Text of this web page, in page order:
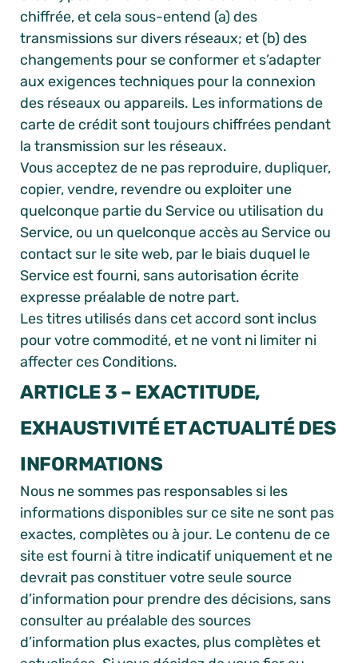
chiffrée, et cela sous-entend (a) des
transmissions sur divers réseaux; et (b) des
changements pour se conformer et s’adapter
aux exigences techniques pour la connexion
des réseaux ou appareils. Les informations de
carte de crédit sont toujours chiffrées pendant
la transmission sur les réseaux.
Vous acceptez de ne pas reproduire, dupliquer,
copier, vendre, revendre ou exploiter une
quelconque partie du Service ou utilisation du
Service, ou un quelconque accès au Service ou
contact sur le site web, par le biais duquel le
Service est fourni, sans autorisation écrite
expresse préalable de notre part.
Les titres utilisés dans cet accord sont inclus
pour votre commodité, et ne vont ni limiter ni
affecter ces Conditions.
ARTICLE 3 – EXACTITUDE,
EXHAUSTIVITÉ ET ACTUALITÉ DES
INFORMATIONS
Nous ne sommes pas responsables si les
informations disponibles sur ce site ne sont pas
exactes, complètes ou à jour. Le contenu de ce
site est fourni à titre indicatif uniquement et ne
devrait pas constituer votre seule source
d’information pour prendre des décisions, sans
consulter au préalable des sources
d’information plus exactes, plus complètes et